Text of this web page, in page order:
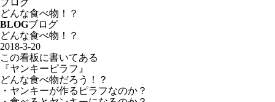
ブログ
どんな食べ物！？
BLOGブログ
どんな食べ物！？
2018-3-20
この看板に書いてある
『ヤンキーピラフ』
どんな食べ物だろう！？
・ヤンキーが作るピラフなのか？